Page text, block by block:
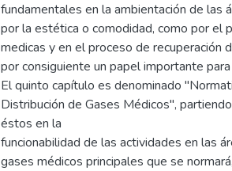
fundamentales en la ambientación de las
por la estética o comodidad, como por el
medicas y en el proceso de recuperación
por consiguiente un papel importante
El quinto capítulo es denominado
Distribución de Gases Médicos",
éstos en la
funcionabilidad de las actividades en las
gases médicos principales que se